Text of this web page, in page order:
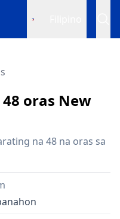
oras New
na 48 na oras sa